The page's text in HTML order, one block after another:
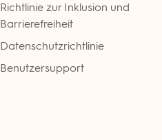
Richtlinie zur Inklusion und
Barrierefreiheit
Datenschutzrichtlinie
Benutzersupport